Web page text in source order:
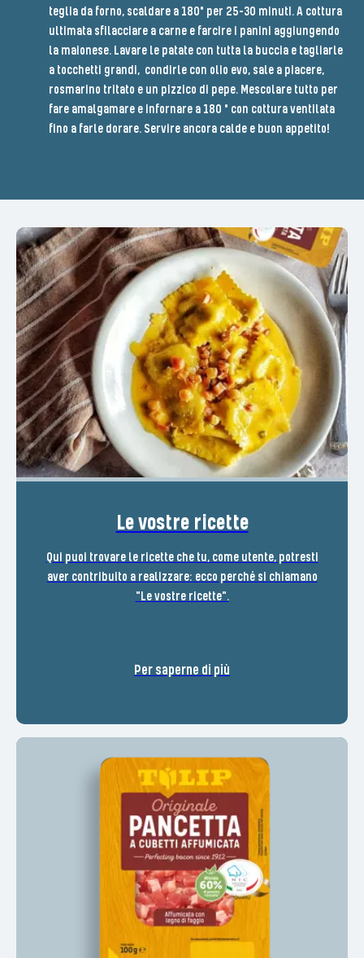
teglia da forno, scaldare a 180° per 25-30 minuti. A cottura
ultimata sfilacciare a carne e farcire i panini aggiungendo
la maionese. Lavare le patate con tutta la buccia e tagliarle
a tocchetti grandi, condirle con olio evo, sale a piacere,
rosmarino tritato e un pizzico di pepe. Mescolare tutto per
fare amalgamare e infornare a 180 ° con cottura ventilata
fino a farle dorare. Servire ancora calde e buon appetito!
Le vostre ricette
Qui puoi trovare le ricette che tu, come utente, potresti
aver contribuito a realizzare: ecco perché si chiamano
"Le vostre ricette".
Per saperne di più